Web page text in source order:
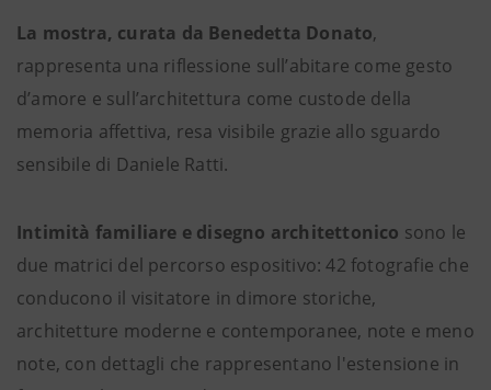
La mostra, curata da Benedetta Donato,
rappresenta una riflessione sull’abitare come gesto
d’amore e sull’architettura come custode della
memoria affettiva, resa visibile grazie allo sguardo
sensibile di Daniele Ratti.
Intimità familiare e disegno architettonico sono le
due matrici del percorso espositivo: 42 fotografie che
conducono il visitatore in dimore storiche,
architetture moderne e contemporanee, note e meno
note, con dettagli che rappresentano l'estensione in